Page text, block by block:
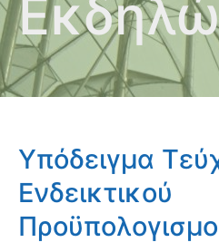
Υπόδειγμα
Ενδεικτικού